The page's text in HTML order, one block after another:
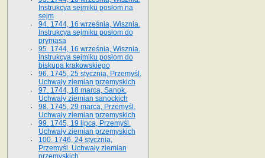
Instrukcya sejmiku posłom na
sejm
94. 1744, 16 września, Wisznia.
Instrukcya sejmiku posłom do
prymasa
95. 1744, 16 września, Wisznia.
Instrukcya sejmiku posłom do
biskupa krakowskiego
96. 1745, 25 stycznia, Przemyśl.
Uchwały ziemian przemyskich
97. 1744, 18 marca, Sanok.
Uchwały ziemian sanockich
98. 1745, 29 marca, Przemyśl.
Uchwały ziemian przemyskich
99. 1745, 19 lipca, Przemyśl.
Uchwały ziemian przemyskich
100. 1746, 24 stycznia,
Przemyśl. Uchwały ziemian
przemyskich